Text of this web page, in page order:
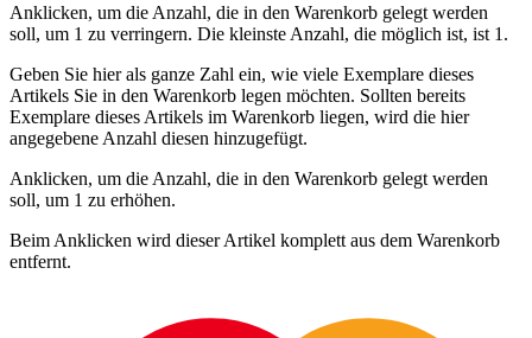
Anklicken, um die Anzahl, die in den Warenkorb gelegt werden
soll, um 1 zu verringern. Die kleinste Anzahl, die möglich ist, ist 1.
Geben Sie hier als ganze Zahl ein, wie viele Exemplare dieses
Artikels Sie in den Warenkorb legen möchten. Sollten bereits
Exemplare dieses Artikels im Warenkorb liegen, wird die hier
angegebene Anzahl diesen hinzugefügt.
Anklicken, um die Anzahl, die in den Warenkorb gelegt werden
soll, um 1 zu erhöhen.
Beim Anklicken wird dieser Artikel komplett aus dem Warenkorb
entfernt.